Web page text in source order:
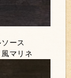
ース
マリネ